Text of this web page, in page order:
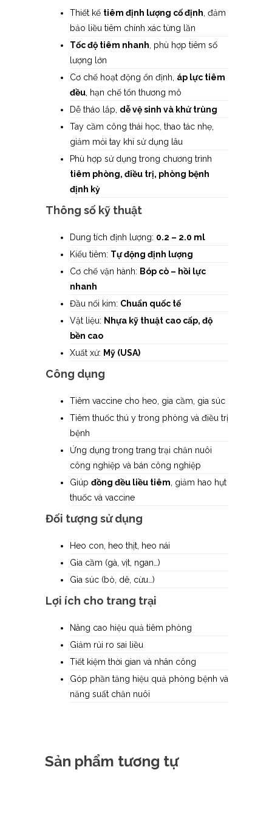
Thiết kế tiêm định lượng cố định, đảm
bảo liều tiêm chính xác từng lần
Tốc độ tiêm nhanh, phù hợp tiêm số
lượng lớn
Cơ chế hoạt động ổn định, áp lực tiêm
đều, hạn chế tổn thương mô
Dễ tháo lắp, dễ vệ sinh và khử trùng
Tay cầm công thái học, thao tác nhẹ,
giảm mỏi tay khi sử dụng lâu
Phù hợp sử dụng trong chương trình
tiêm phòng, điều trị, phòng bệnh
định kỳ
Thông số kỹ thuật
Dung tích định lượng: 0.2 – 2.0 ml
Kiểu tiêm: Tự động định lượng
Cơ chế vận hành: Bóp cò – hồi lực
nhanh
Đầu nối kim: Chuẩn quốc tế
Vật liệu: Nhựa kỹ thuật cao cấp, độ
bền cao
Xuất xứ: Mỹ (USA)
Công dụng
Tiêm vaccine cho heo, gia cầm, gia súc
Tiêm thuốc thú y trong phòng và điều trị
bệnh
Ứng dụng trong trang trại chăn nuôi
công nghiệp và bán công nghiệp
Giúp đồng đều liều tiêm, giảm hao hụt
thuốc và vaccine
Đối tượng sử dụng
Heo con, heo thịt, heo nái
Gia cầm (gà, vịt, ngan…)
Gia súc (bò, dê, cừu…)
Lợi ích cho trang trại
Nâng cao hiệu quả tiêm phòng
Giảm rủi ro sai liều
Tiết kiệm thời gian và nhân công
Góp phần tăng hiệu quả phòng bệnh và
năng suất chăn nuôi
Sản phẩm tương tự